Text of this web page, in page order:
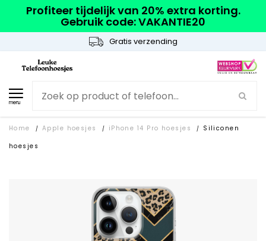
Profiteer tijdelijk van 20% extra korting.
Gebruik code: VAKANTIE20
Gratis verzending
menu
Home / Apple hoesjes / iPhone 14 Pro hoesjes /
Siliconen
hoesjes